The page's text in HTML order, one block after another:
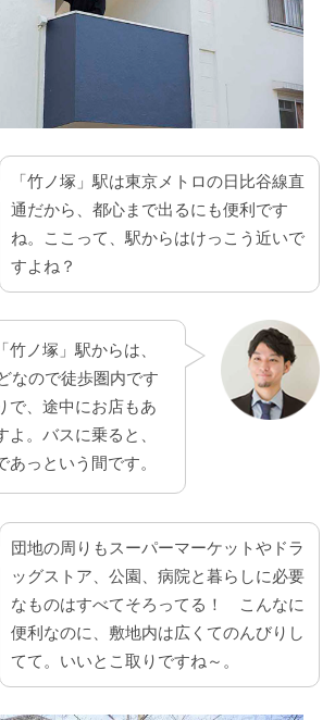
「竹ノ塚」駅は東京メトロの日比谷線直
通だから、都心まで出るにも便利です
ね。ここって、駅からはけっこう近いで
すよね？
ノ塚」駅からは、
なので徒歩圏内です
で、途中にお店もあ
よ。バスに乗ると、
あっという間です。
団地の周りもスーパーマーケットやドラ
ッグストア、公園、病院と暮らしに必要
なものはすべてそろってる！ こんなに
便利なのに、敷地内は広くてのんびりし
てて。いいとこ取りですね～。